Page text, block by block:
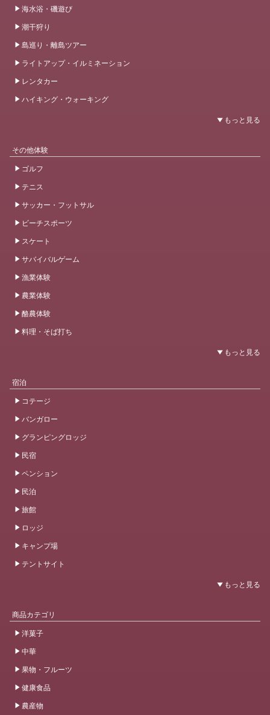
海水浴・磯遊び
潮干狩り
島巡り・離島ツアー
ライトアップ・イルミネーション
レンタカー
ハイキング・ウォーキング
その他体験
ゴルフ
テニス
サッカー・フットサル
ビーチスポーツ
スケート
サバイバルゲーム
漁業体験
農業体験
酪農体験
料理・そば打ち
宿泊
コテージ
バンガロー
グランピングロッジ
民宿
ペンション
民泊
旅館
ロッジ
キャンプ場
テントサイト
商品カテゴリ
洋菓子
中華
果物・フルーツ
健康食品
農産物